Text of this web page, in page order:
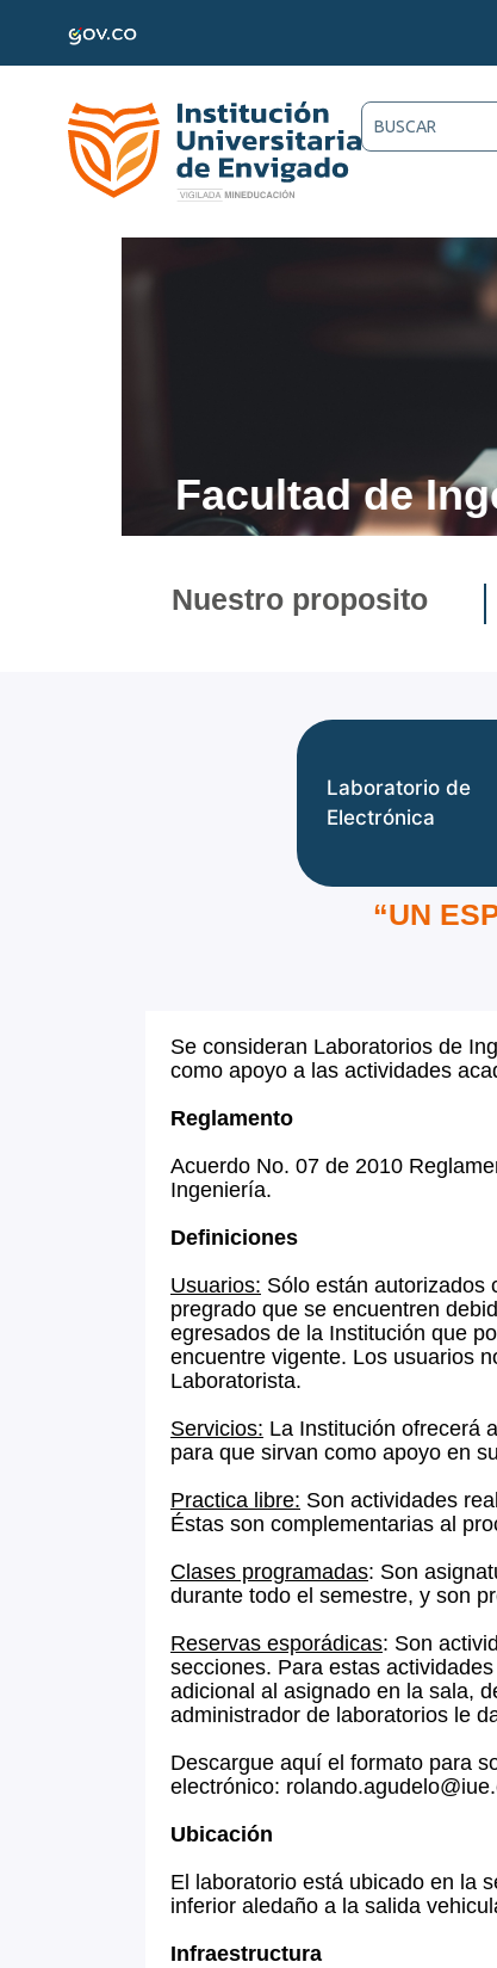
Facultad de
Nuestro proposito
Laboratorio de
Electrónica
“UN
Se consideran Laboratorios de
como apoyo a las actividades
Reglamento
Acuerdo No. 07 de 2010
Ingeniería.
Definiciones
Usuarios: Sólo están autorizados
pregrado que se encuentren
egresados de la Institución que
encuentre vigente. Los usuarios
Laboratorista.
Servicios: La Institución ofrecerá
para que sirvan como apoyo en
Practica libre: Son actividades
Éstas son complementarias al
Clases programadas: Son
durante todo el semestre, y son
Reservas esporádicas: Son
secciones. Para estas
adicional al asignado en la sala,
administrador de laboratorios le
Descargue aquí el formato para
electrónico:
Ubicación
El laboratorio está ubicado en la
inferior aledaño a la salida
Infraestructura